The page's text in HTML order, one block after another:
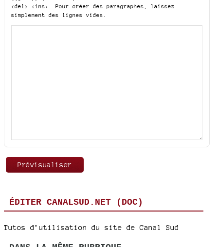
<del> <ins>
. Pour créer des paragraphes, laissez
simplement des lignes vides.
ÉDITER CANALSUD.NET (DOC)
Tutos d’utilisation du site de Canal Sud